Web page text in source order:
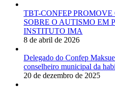
TBT-CONFEP
SOBRE O AUTISMO EM
INSTITUTO IMA
8 de abril de 2026
Delegado do Confep
conselheiro municipal da
20 de dezembro de 2025